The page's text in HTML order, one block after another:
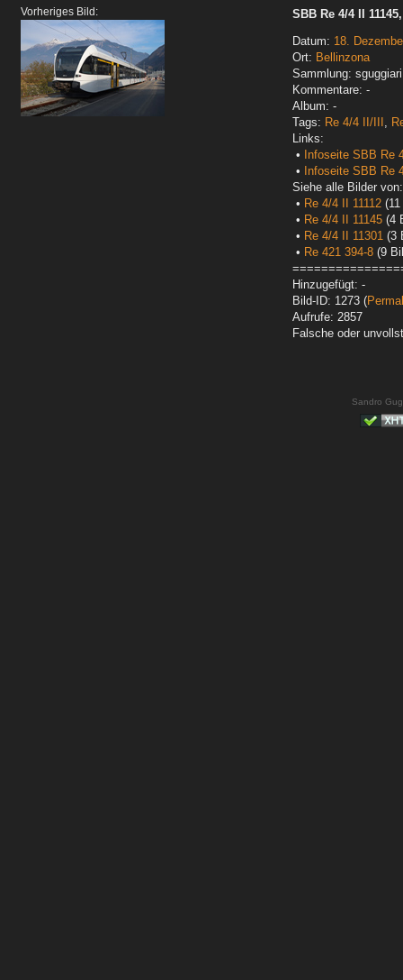
Vorheriges Bild:
SBB Re 4/4 II
Datum: 18.
Ort: Bellinzona
Sammlung:
Kommentare: -
Album: -
Tags: Re 4/4 II/III ,
Links:
•
Infoseite SBB Re
•
Infoseite SBB Re
Siehe alle Bilder von:
• Re 4/4 II 11112
• Re 4/4 II 11145 (4
• Re 4/4 II 11301 (3
• Re 421 394-8 (9
Hinzugefügt: -
Bild-ID: 1273 (
Aufrufe: 2857
Falsche oder
Sandro